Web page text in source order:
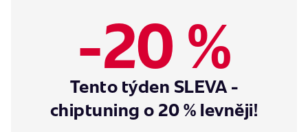
-20 %
Tento týden SLEVA -
chiptuning o 20 % levněji!